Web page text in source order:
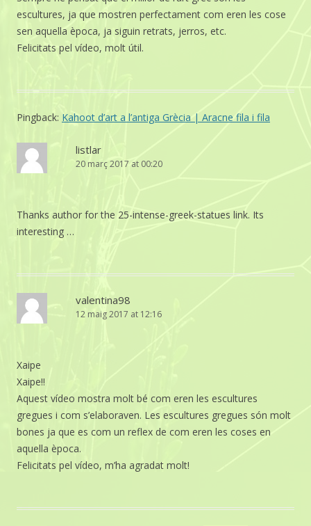
escultures, ja que mostren perfectament com eren les cose
sen aquella època, ja siguin retrats, jerros, etc.
Felicitats pel vídeo, molt útil.
Pingback: Kahoot d’art a l’antiga Grècia | Aracne fila i fila
listlar
20 març 2017 at 00:20
Thanks author for the 25-intense-greek-statues link. Its
interesting …
valentina98
12 maig 2017 at 12:16
Xaipe
Xaipe!!
Aquest vídeo mostra molt bé com eren les escultures
gregues i com s’elaboraven. Les escultures gregues són molt
bones ja que es com un reflex de com eren les coses en
aquella època.
Felicitats pel vídeo, m’ha agradat molt!